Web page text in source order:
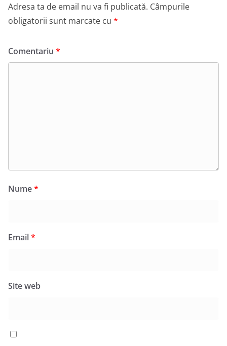
Adresa ta de email nu va fi publicată. Câmpurile
obligatorii sunt marcate cu *
Comentariu *
Nume*
Email*
Site web